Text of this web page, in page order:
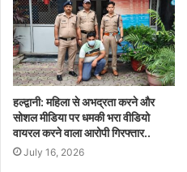
हल्द्वानी: महिला से अभद्रता करने और
सोशल मीडिया पर धमकी भरा वीडियो
वायरल करने वाला आरोपी गिरफ्तार..
July 16, 2026